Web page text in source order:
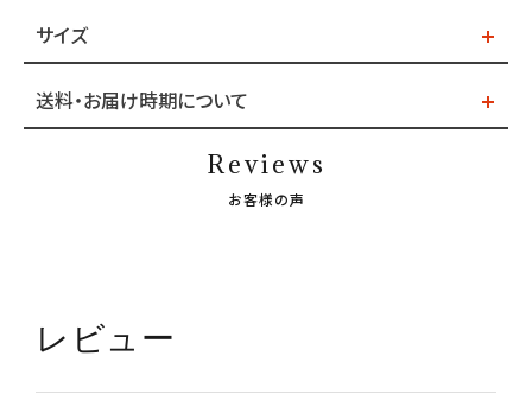
サイズ
送料・お届け時期について
Reviews
お客様の声
レビュー